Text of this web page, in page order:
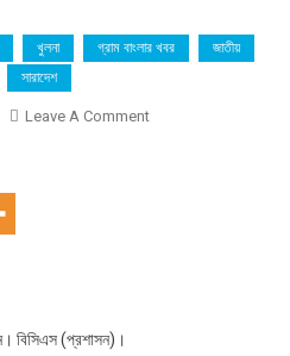
খুলনা গ্রাম বাংলার খবর
জাতীয়
সারাদেশ
Leave A CommentOn
বিসিএস (প্রশাসন)।